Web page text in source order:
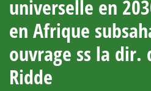
universelle en
en Afrique
ouvrage ss la dir.
Ridde